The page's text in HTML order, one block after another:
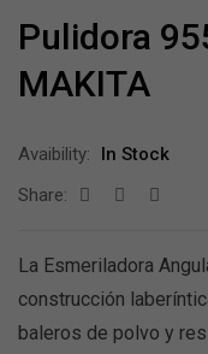
Pulidora
MAKITA
Avaibility:
In Stock
Share:
La Esmeriladora
construcción
baleros de polvo y